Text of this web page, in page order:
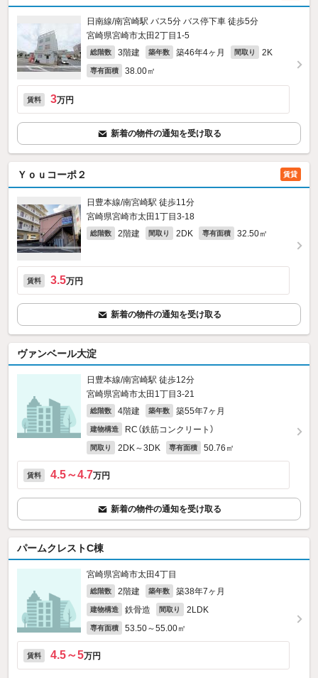
日南線/南宮崎駅 バス5分 バス停下車 徒歩5分
宮崎県宮崎市太田2丁目1-5
総階数 3階建 築年数 築46年4ヶ月 間取り 2K
専有面積 38.00㎡
賃料 3万円
新着の物件の通知を受け取る
Ｙｏｕコーポ２ 賃貸
日豊本線/南宮崎駅 徒歩11分
宮崎県宮崎市太田1丁目3-18
総階数 2階建 間取り 2DK 専有面積 32.50㎡
賃料 3.5万円
新着の物件の通知を受け取る
ヴァンベール大淀
日豊本線/南宮崎駅 徒歩12分
宮崎県宮崎市太田1丁目3-21
総階数 4階建 築年数 築55年7ヶ月
建物構造 RC（鉄筋コンクリート）
間取り 2DK～3DK 専有面積 50.76㎡
賃料 4.5～4.7万円
新着の物件の通知を受け取る
パームクレストC棟
宮崎県宮崎市太田4丁目
総階数 2階建 築年数 築38年7ヶ月
建物構造 鉄骨造 間取り 2LDK
専有面積 53.50～55.00㎡
賃料 4.5～5万円